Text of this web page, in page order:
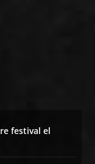
festival el